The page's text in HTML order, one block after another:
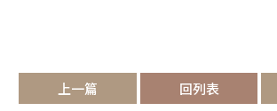
上一篇 回列表